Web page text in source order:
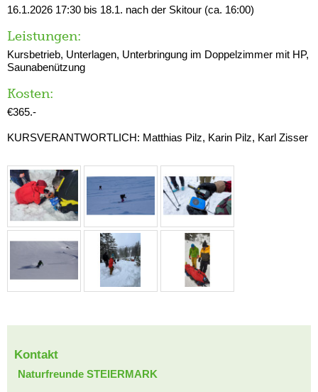
16.1.2026 17:30 bis 18.1. nach der Skitour (ca. 16:00)
Leistungen:
Kursbetrieb, Unterlagen, Unterbringung im Doppelzimmer mit HP,
Saunabenützung
Kosten:
€365.-
KURSVERANTWORTLICH: Matthias Pilz, Karin Pilz, Karl Zisser
Kontakt
Naturfreunde STEIERMARK